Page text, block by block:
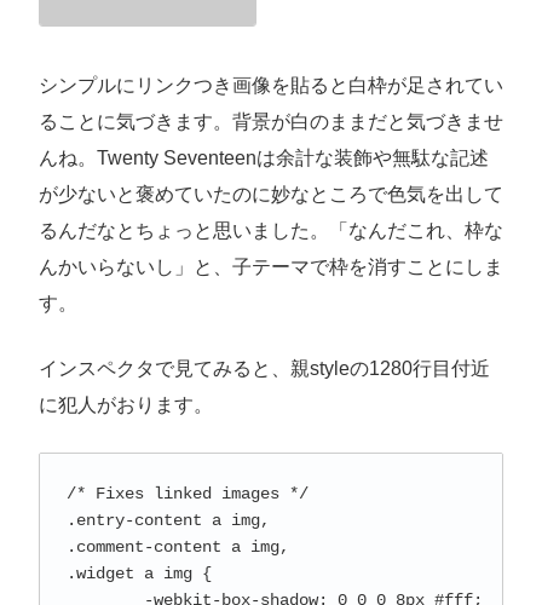
シンプルにリンクつき画像を貼ると白枠が足されてい
ることに気づきます。背景が白のままだと気づきませ
んね。Twenty Seventeenは余計な装飾や無駄な記述
が少ないと褒めていたのに妙なところで色気を出して
るんだなとちょっと思いました。「なんだこれ、枠な
んかいらないし」と、子テーマで枠を消すことにしま
す。
インスペクタで見てみると、親styleの1280行目付近
に犯人がおります。
/* Fixes linked images */
.entry-content a img,
.comment-content a img,
.widget a img {